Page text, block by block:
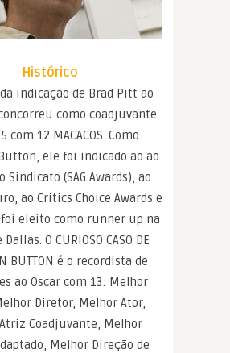
Histórico
indicação de Brad Pitt ao
como coadjuvante
com 12 MACACOS. Como
ele foi indicado ao ao
Sindicato (SAG Awards), ao
ao Critics Choice Awards e
foi eleito como runner up na
O CURIOSO CASO DE
BUTTON é o recordista de
ao Oscar com 13: Melhor
Diretor, Melhor Ator,
Coadjuvante, Melhor
Melhor Direção de